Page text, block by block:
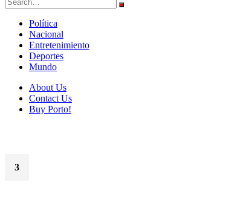
Política
Nacional
Entretenimiento
Deportes
Mundo
About Us
Contact Us
Buy Porto!
3